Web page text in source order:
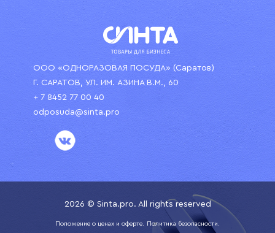
ООО «ОДНОРАЗОВАЯ ПОСУДА» (Саратов)
Г. САРАТОВ, УЛ. ИМ. АЗИНА В.М., 60
+ 7 8452 77 00 40
odposuda@sinta.pro
2026 © Sinta.pro. All rights reserved
Положение о ценах и оферте. Политика безопасности.